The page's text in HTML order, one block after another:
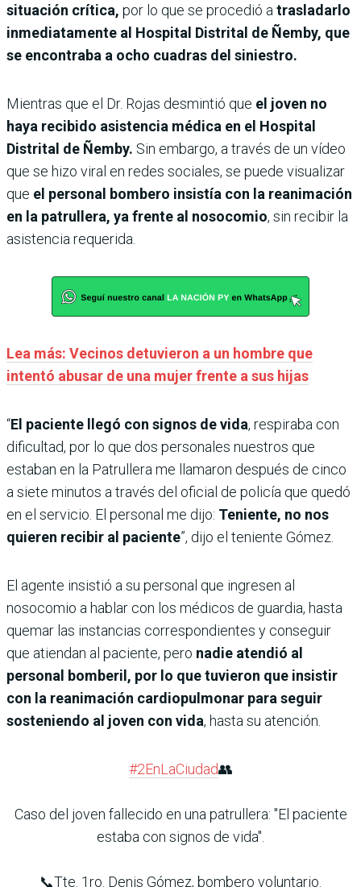
situación crítica, por lo que se procedió a trasladarlo
inmediatamente al Hospital Distrital de Ñemby, que
se encontraba a ocho cuadras del siniestro.
Mientras que el Dr. Rojas desmintió que el joven no
haya recibido asistencia médica en el Hospital
Distrital de Ñemby. Sin embargo, a través de un vídeo
que se hizo viral en redes sociales, se puede visualizar
que el personal bombero insistía con la reanimación
en la patrullera, ya frente al nosocomio, sin recibir la
asistencia requerida.
Lea más: Vecinos detuvieron a un hombre que
intentó abusar de una mujer frente a sus hijas
“El paciente llegó con signos de vida, respiraba con
dificultad, por lo que dos personales nuestros que
estaban en la Patrullera me llamaron después de cinco
a siete minutos a través del oficial de policía que quedó
en el servicio. El personal me dijo: Teniente, no nos
quieren recibir al paciente”, dijo el teniente Gómez.
El agente insistió a su personal que ingresen al
nosocomio a hablar con los médicos de guardia, hasta
quemar las instancias correspondientes y conseguir
que atiendan al paciente, pero nadie atendió al
personal bomberil, por lo que tuvieron que insistir
con la reanimación cardiopulmonar para seguir
sosteniendo al joven con vida, hasta su atención.
#2EnLaCiudad👥
Caso del joven fallecido en una patrullera: "El paciente
estaba con signos de vida".
📞Tte. 1ro. Denis Gómez, bombero voluntario.